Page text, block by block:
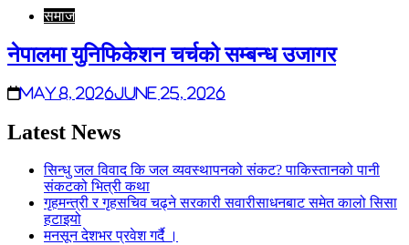
समाज
नेपालमा युनिफिकेशन चर्चको सम्बन्ध उजागर
May 8, 2026June 25, 2026
Latest News
सिन्धु जल विवाद कि जल व्यवस्थापनको संकट? पाकिस्तानको पानी
संकटको भित्री कथा
गृहमन्त्री र गृहसचिव चढ्ने सरकारी सवारीसाधनबाट समेत कालो सिसा
हटाइयो
मनसून देशभर प्रवेश गर्दै ।